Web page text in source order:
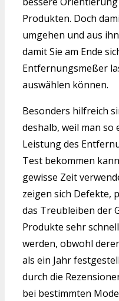
Produkten. Doch
umgehen und aus
damit Sie am Ende
Entfernungsmeßer
auswählen können.
Besonders hilfreich
deshalb, weil man so
Leistung des
Test bekommen
gewisse Zeit
zeigen sich Defekte,
das Treubleiben der
Produkte sehr
werden, obwohl
als ein Jahr
durch die
bei bestimmten